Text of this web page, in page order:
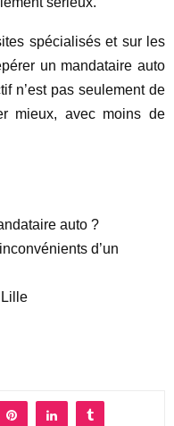
spécialisés et sur les
un mandataire auto
n’est pas seulement de
mieux, avec moins de
auto ?
d’un